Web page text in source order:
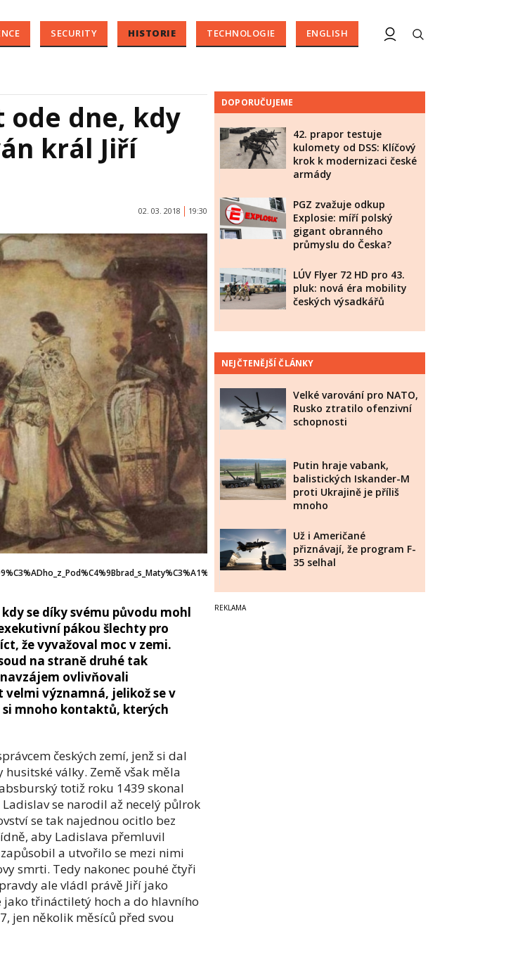
SECURITY HISTORIE TECHNOLOGIE ENGLISH
ode dne, kdy
král Jiří
02. 03. 2018 19:30
se díky svému původu mohl
pákou šlechty pro
že vyvažoval moc v zemi.
na straně druhé tak
ovlivňovali
významná, jelikož se v
mnoho kontaktů, kterých
českých zemí, jenž si dal
války. Země však měla
totiž roku 1439 skonal
se narodil až necelý půlrok
se tak najednou ocitlo bez
aby Ladislava přemluvil
a utvořilo se mezi nimi
smrti. Tedy nakonec pouhé čtyři
ale vládl právě Jiří jako
třináctiletý hoch a do hlavního
jen několik měsíců před svou
DOPORUČUJEME
42. prapor testuje
kulomety od DSS: Klíčový
krok k modernizaci české
armády
PGZ zvažuje odkup
Explosie: míří polský
gigant obranného
průmyslu do Česka?
LÚV Flyer 72 HD pro 43.
pluk: nová éra mobility
českých výsadkářů
NEJČTENĚJŠÍ ČLÁNKY
Velké varování pro NATO,
Rusko ztratilo ofenzivní
schopnosti
Putin hraje vabank,
balistických Iskander-M
proti Ukrajině je příliš
mnoho
Už i Američané
přiznávají, že program F-
35 selhal